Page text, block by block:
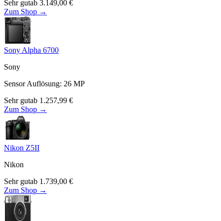
Sehr gutab 3.149,00 €
Zum Shop →
Sony Alpha 6700
Sony
Sensor Auflösung: 26 MP
Sehr gutab 1.257,99 €
Zum Shop →
Nikon Z5II
Nikon
Sehr gutab 1.739,00 €
Zum Shop →